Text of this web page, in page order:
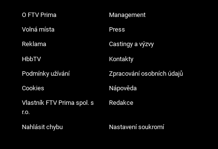
O FTV Prima Management
Volná místa Press
Reklama Castingy a výzvy
HbbTV Kontakty
Podmínky užívání Zpracování osobních údajů
Cookies Nápověda
Vlastník FTV Prima spol. s
r.o.
Redakce
Nahlásit chybu Nastavení soukromí